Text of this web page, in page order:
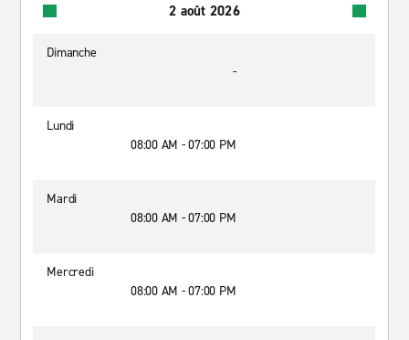
2 août 2026
Dimanche
-
Lundi
08:00 AM - 07:00 PM
Mardi
08:00 AM - 07:00 PM
Mercredi
08:00 AM - 07:00 PM